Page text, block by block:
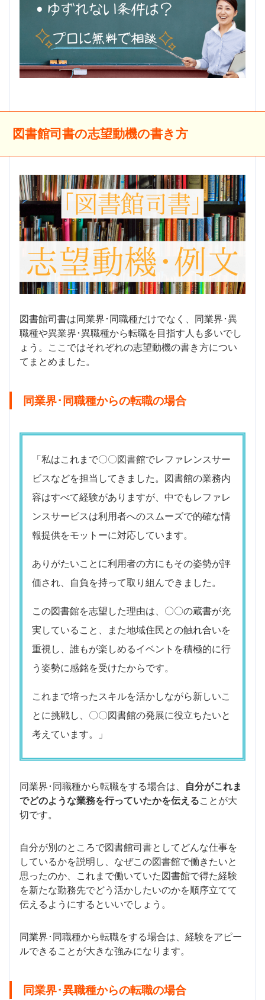
図書館司書の志望動機の書き方
図書館司書は同業界･同職種だけでなく、同業界･異
職種や異業界･異職種から転職を目指す人も多いでし
ょう。ここではそれぞれの志望動機の書き方につい
てまとめました。
同業界･同職種からの転職の場合
「私はこれまで〇〇図書館でレファレンスサー
ビスなどを担当してきました。図書館の業務内
容はすべて経験がありますが、中でもレファレ
ンスサービスは利用者へのスムーズで的確な情
報提供をモットーに対応しています。
ありがたいことに利用者の方にもその姿勢が評
価され、自負を持って取り組んできました。
この図書館を志望した理由は、〇〇の蔵書が充
実していること、また地域住民との触れ合いを
重視し、誰もが楽しめるイベントを積極的に行
う姿勢に感銘を受けたからです。
これまで培ったスキルを活かしながら新しいこ
とに挑戦し、〇〇図書館の発展に役立ちたいと
考えています。」
同業界･同職種から転職をする場合は、
自分がこれま
でどのような業務を行っていたかを伝えることが大
切です。
自分が別のところで図書館司書としてどんな仕事を
しているかを説明し、なぜこの図書館で働きたいと
思ったのか、これまで働いていた図書館で得た経験
を新たな勤務先でどう活かしたいのかを順序立てて
伝えるようにするといいでしょう。
同業界･同職種から転職をする場合は、経験をアピー
ルできることが大きな強みになります。
同業界･異職種からの転職の場合